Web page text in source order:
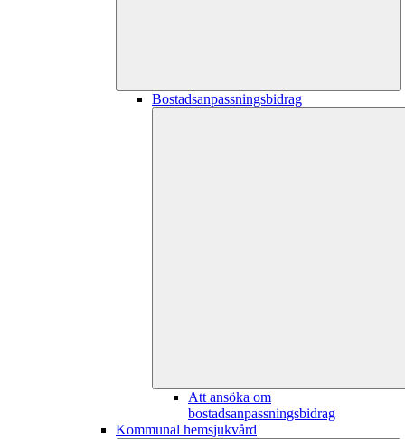
Bostadsanpassningsbidrag
Att ansöka om
bostadsanpassningsbidrag
Kommunal hemsjukvård